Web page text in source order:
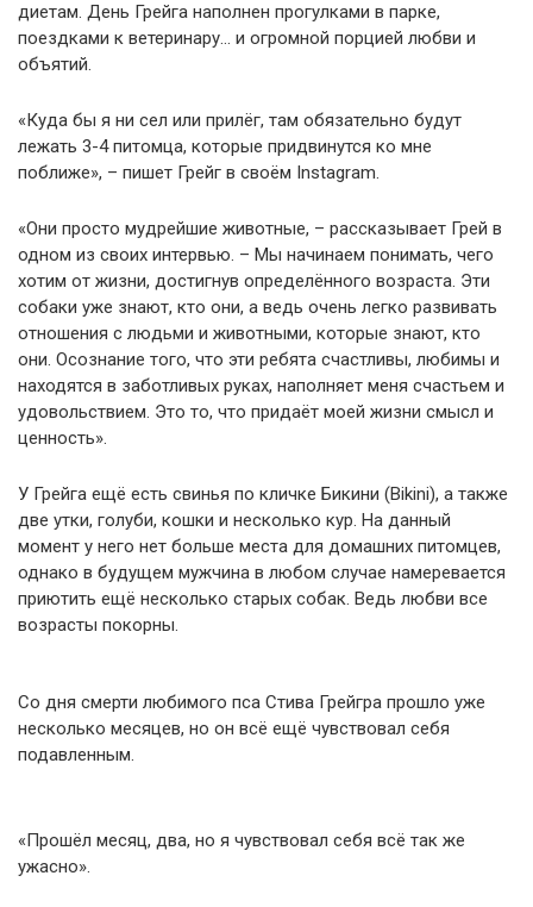
диетам. День Грейга наполнен прогулками в парке,
поездками к ветеринару… и огромной порцией любви и
объятий.
«Куда бы я ни сел или прилёг, там обязательно будут
лежать 3-4 питомца, которые придвинутся ко мне
поближе», – пишет Грейг в своём Instagram.
«Они просто мудрейшие животные, – рассказывает Грей в
одном из своих интервью. – Мы начинаем понимать, чего
хотим от жизни, достигнув определённого возраста. Эти
собаки уже знают, кто они, а ведь очень легко развивать
отношения с людьми и животными, которые знают, кто
они. Осознание того, что эти ребята счастливы, любимы и
находятся в заботливых руках, наполняет меня счастьем и
удовольствием. Это то, что придаёт моей жизни смысл и
ценность».
У Грейга ещё есть свинья по кличке Бикини (Bikini), а также
две утки, голуби, кошки и несколько кур. На данный
момент у него нет больше места для домашних питомцев,
однако в будущем мужчина в любом случае намеревается
приютить ещё несколько старых собак. Ведь любви все
возрасты покорны.
Со дня смерти любимого пса Стива Грейгра прошло уже
несколько месяцев, но он всё ещё чувствовал себя
подавленным.
«Прошёл месяц, два, но я чувствовал себя всё так же
ужасно».